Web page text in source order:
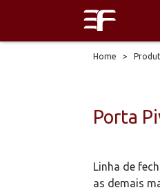
Home >
Porta
Linha de
as demais